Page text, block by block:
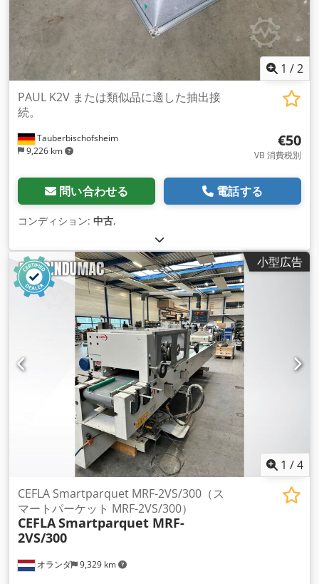
1 /2
Tauberbischofsheim
9,226 km
PAUL K2V または類似品に適した抽出接
続。
€50
VB 消費税別
問い合わせる 電話する
コンディション: 中古,
小型広告
1 /4
オランダ 9,329 km
CEFLA Smartparquet MRF-2VS/300（ス
マートパーケット MRF-2VS/300）
CEFLASmartparquet MRF-
2VS/300